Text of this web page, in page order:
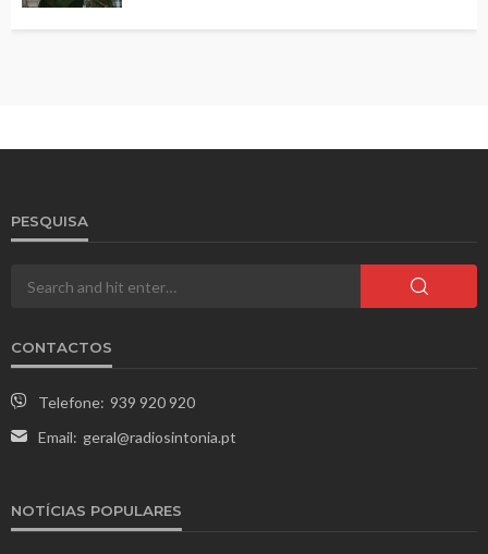
PESQUISA
CONTACTOS
Telefone: 939 920 920
Email: geral@radiosintonia.pt
NOTÍCIAS POPULARES